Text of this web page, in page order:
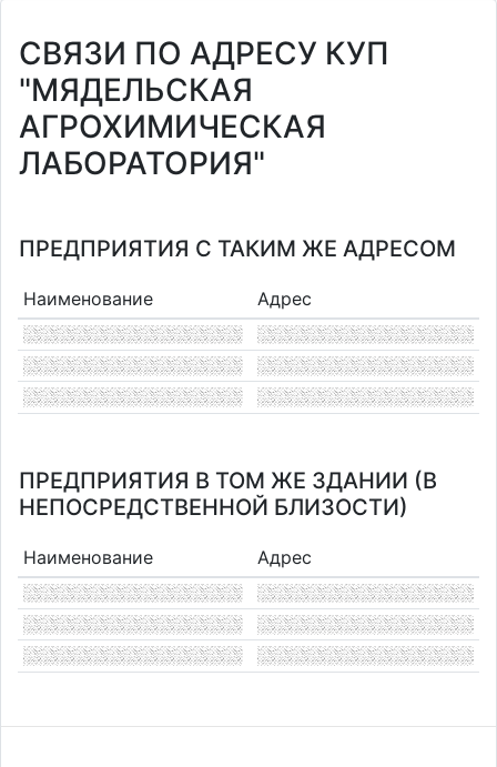
СВЯЗИ ПО АДРЕСУ КУП
"МЯДЕЛЬСКАЯ
АГРОХИМИЧЕСКАЯ
ЛАБОРАТОРИЯ"
ПРЕДПРИЯТИЯ С ТАКИМ ЖЕ АДРЕСОМ
Наименование Адрес
ПРЕДПРИЯТИЯ В ТОМ ЖЕ ЗДАНИИ (В
НЕПОСРЕДСТВЕННОЙ БЛИЗОСТИ)
Наименование Адрес